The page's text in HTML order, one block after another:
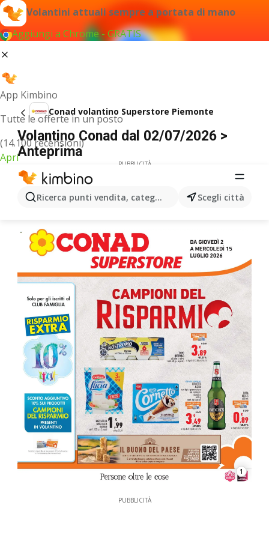
Volantini attuali sempre a portata di mano
Aggiungi a Chrome - GRATIS
App Kimbino
Tutte le offerte in un posto
(14.100 recensioni)
Apri
Ricerca punti vendita, categorie, prodotti...Scegli città
Conad volantino Superstore Piemonte
Volantino Conad dal 02/07/2026 >
Anteprima
PUBBLICITÀ
1
PUBBLICITÀ